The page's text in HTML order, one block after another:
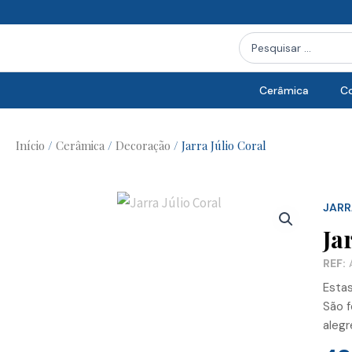
Search
...
Cerâmica
Início / Cerâmica / Decoração / Jarra Júlio Coral
REF:
São